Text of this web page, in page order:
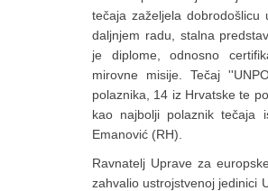
tečaja zaželjela
daljnjem radu, stalna
je diplome, odnosno
mirovne misije. Tečaj
polaznika, 14 iz Hrvatske te
kao najbolji polaznik tečaja
Emanović (RH).
Ravnatelj Uprave za
zahvalio ustrojstvenoj jedinici